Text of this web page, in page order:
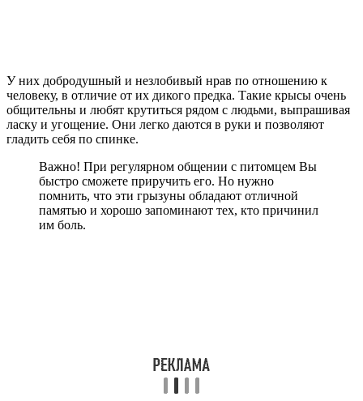
У них добродушный и незлобивый нрав по отношению к
человеку, в отличие от их дикого предка. Такие крысы очень
общительны и любят крутиться рядом с людьми, выпрашивая
ласку и угощение. Они легко даются в руки и позволяют
гладить себя по спинке.
Важно! При регулярном общении с питомцем Вы
быстро сможете приручить его. Но нужно
помнить, что эти грызуны обладают отличной
памятью и хорошо запоминают тех, кто причинил
им боль.